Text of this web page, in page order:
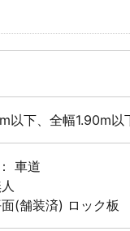
以下、全幅1.90m
車道
(舗装済) ロック板